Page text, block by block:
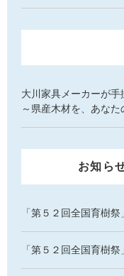
大川家具メーカーが
～県産木材を、あなた
お知ら
「第５２回全国育樹
「第５２回全国育樹